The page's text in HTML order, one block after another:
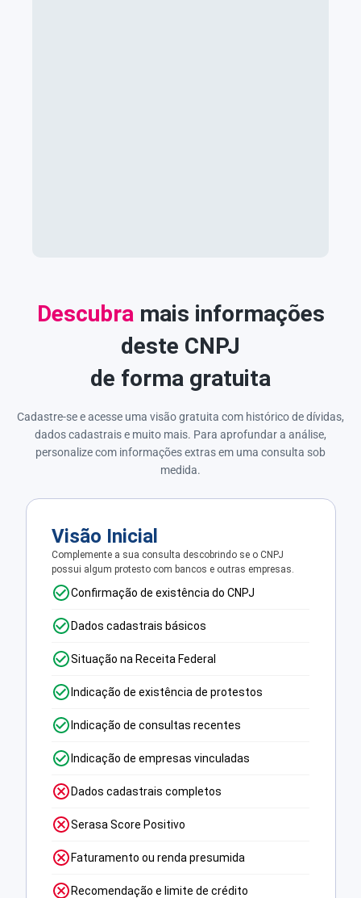
Descubramais informações
deste CNPJ
de forma gratuita
Cadastre-se e acesse uma visão gratuita com histórico de dívidas,
dados cadastrais e muito mais. Para aprofundar a análise,
personalize com informações extras em uma consulta sob
medida.
Visão Inicial
Complemente a sua consulta descobrindo se o CNPJ
possui algum protesto com bancos e outras empresas.
Confirmação de existência do CNPJ
Dados cadastrais básicos
Situação na Receita Federal
Indicação de existência de protestos
Indicação de consultas recentes
Indicação de empresas vinculadas
Dados cadastrais completos
Serasa Score Positivo
Faturamento ou renda presumida
Recomendação e limite de crédito